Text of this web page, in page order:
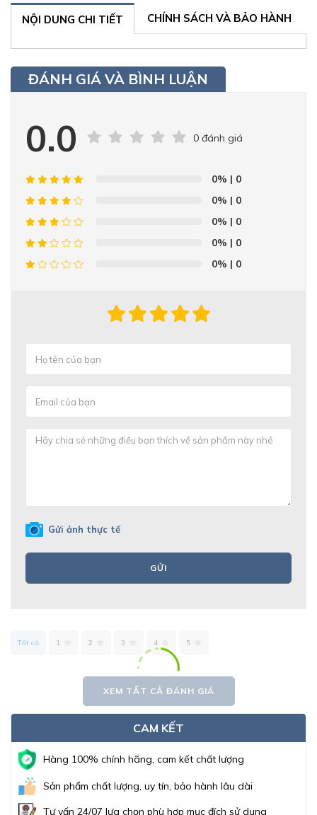
NỘI DUNG CHI TIẾT CHÍNH SÁCH VÀ BẢO HÀNH
ĐÁNH GIÁ VÀ BÌNH LUẬN
0.0 0 đánh giá
0% | 0
0% | 0
0% | 0
0% | 0
0% | 0
Gửi ảnh thực tế
GỬI
Tất cả 1 2 3 4 5
XEM TẤT CẢ ĐÁNH GIÁ
CAM KẾT
Hàng 100% chính hãng, cam kết chất lượng
Sản phẩm chất lượng, uy tín, bảo hành lâu dài
Tư vấn 24/07 lựa chọn phù hợp mục đích sử dụng